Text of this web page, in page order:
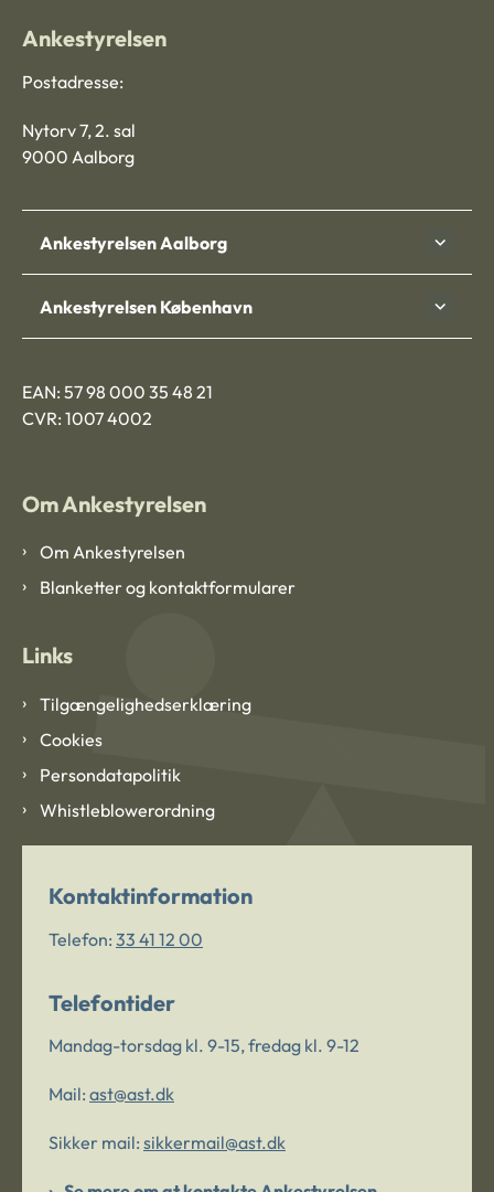
Ankestyrelsen
Postadresse:
Nytorv 7, 2. sal
9000 Aalborg
Ankestyrelsen Aalborg
Ankestyrelsen København
EAN: 57 98 000 35 48 21
CVR: 1007 4002
Om Ankestyrelsen
Om Ankestyrelsen
Blanketter og kontaktformularer
Links
Tilgængelighedserklæring
Cookies
Persondatapolitik
Whistleblowerordning
Kontaktinformation
Telefon: 33 41 12 00
Telefontider
Mandag-torsdag kl. 9-15, fredag kl. 9-12
Mail: ast@ast.dk
Sikker mail: sikkermail@ast.dk